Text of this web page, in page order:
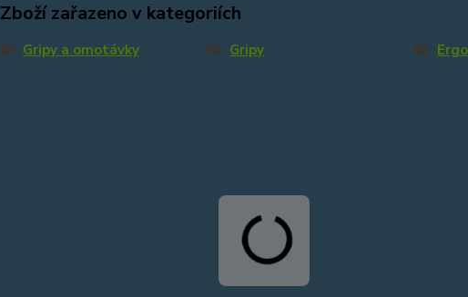
Zboží zařazeno v kategoriích
Gripy a omotávky Gripy